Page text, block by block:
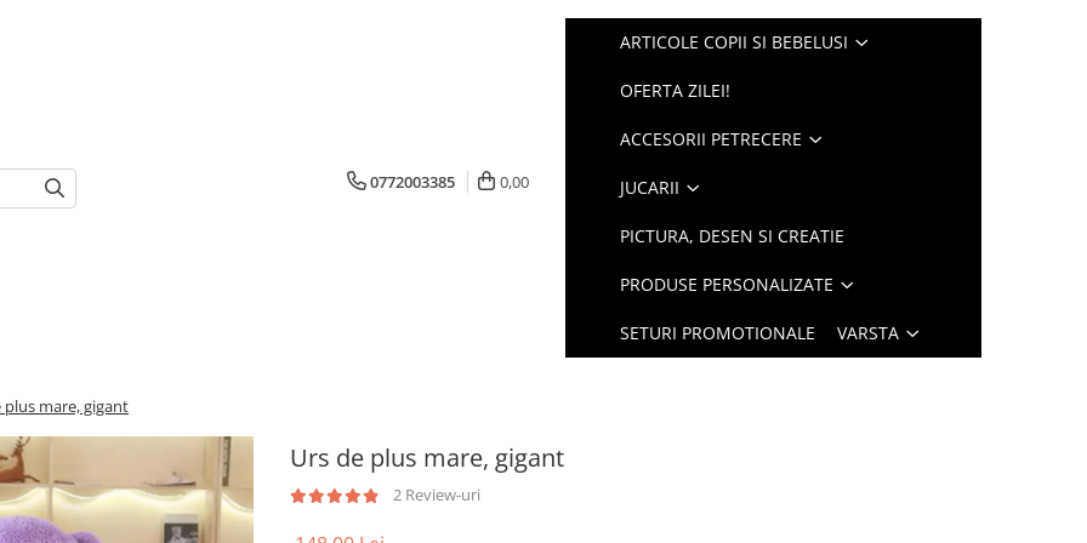
0772003385 0,00
ARTICOLE COPII SI BEBELUSI
OFERTA ZILEI!
ACCESORII PETRECERE
JUCARII
PICTURA, DESEN SI CREATIE
PRODUSE PERSONALIZATE
SETURI PROMOTIONALE VARSTA
plus mare, gigant
Urs de plus mare, gigant
2 Review-uri